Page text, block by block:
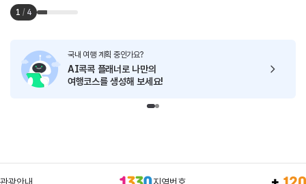
1 / 4
국내 여행 계획 중인가요?
AI콕콕 플래너로 나만의
여행코스를 생성해 보세요!